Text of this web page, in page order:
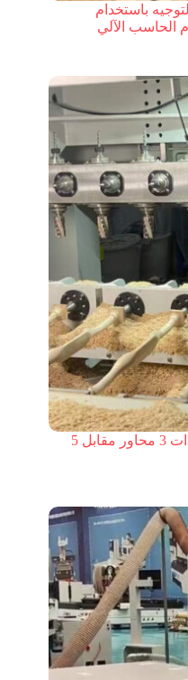
باستخدام
الحاسب الآلي
أجهزة التوجيه بنظام التحكم الرقمي ذات 3 محاور مقابل 5